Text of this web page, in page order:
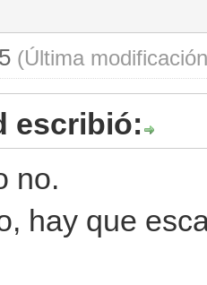
(Última
escribió:
no.
hay que